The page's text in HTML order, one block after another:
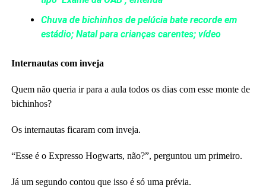
Chuva de bichinhos de pelúcia bate recorde em
estádio; Natal para crianças carentes; vídeo
Internautas com inveja
Quem não queria ir para a aula todos os dias com esse monte de
bichinhos?
Os internautas ficaram com inveja.
“Esse é o Expresso Hogwarts, não?”, perguntou um primeiro.
Já um segundo contou que isso é só uma prévia.